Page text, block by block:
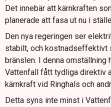
Det innebär att kärnkraften
planerade att fasa ut nu i
Den nya regeringen ser
stabilt, och kostnadseffektivt
bränslen. I denna omställning
Vattenfall fått tydliga direktiv
kärnkraft vid Ringhals och
Detta syns inte minst i